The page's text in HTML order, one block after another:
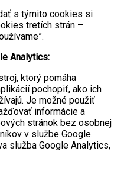
s týmito cookies si
tretích strán –
Analytics:
ktorý pomáha
pochopiť, ako ich
Je možné použiť
informácie a
stránok bez osobnej
v službe Google.
služba Google Analytics,